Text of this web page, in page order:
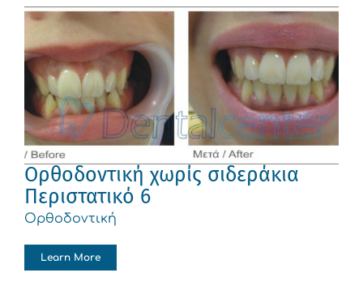
Ορθοδοντική χωρίς σιδεράκια
Περιστατικό 6
Ορθοδοντική
Learn More